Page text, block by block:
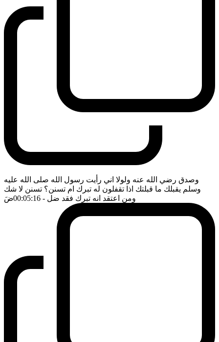
وصدق رضي الله عنه ولولا اني رأيت رسول الله صلى الله عليه
وسلم يقبلك ما قبلتك اذا تقفلون له تبرك ام تسنن؟ تسنن لا شك
ومن اعتقد انه تبرك فقد ضل - 00:05:16 ضَ